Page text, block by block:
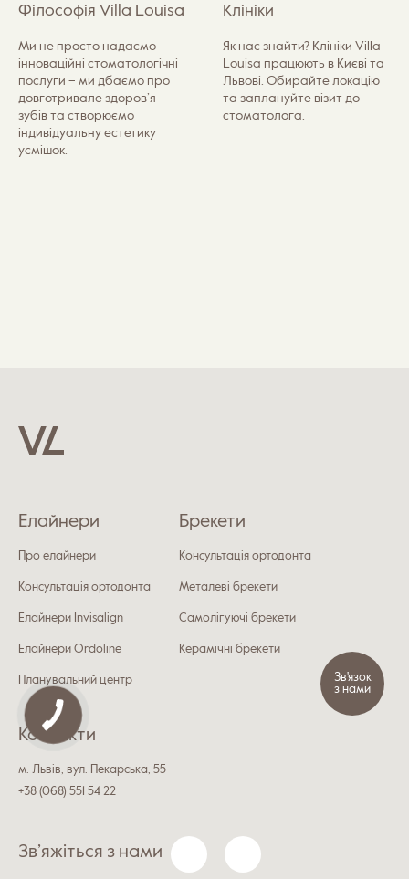
Зв'язок
з нами
Філософія Villa Louisa
Ми не просто надаємо
інноваційні стоматологічні
послуги – ми дбаємо про
довготривале здоров’я
зубів та створюємо
індивідуальну естетику
усмішок.
Клініки
Як нас знайти? Клініки Villa
Louisa працюють в Києві та
Львові. Обирайте локацію
та заплануйте візит до
стоматолога.
Елайнери
Про елайнери
Консультація ортодонта
Елайнери Invisalign
Елайнери Ordoline
Планувальний центр
Брекети
Консультація ортодонта
Металеві брекети
Самолігуючі брекети
Керамічні брекети
Контакти
м. Львів, вул. Пекарська, 55
+38 (068) 551 54 22
Зв’яжіться з нами